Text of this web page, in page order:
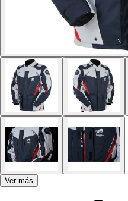
Ver más